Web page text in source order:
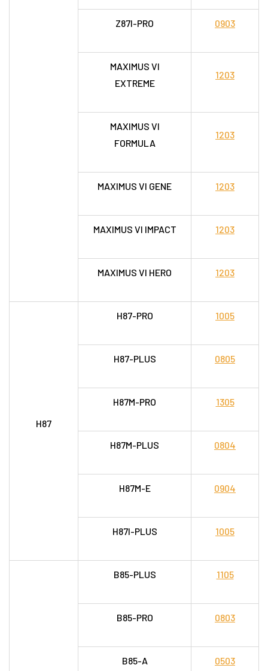
Z87I-PRO 0903
MAXIMUS VI
EXTREME
1203
MAXIMUS VI
FORMULA
1203
MAXIMUS VI GENE 1203
MAXIMUS VI IMPACT 1203
MAXIMUS VI HERO 1203
H87
H87-PRO 1005
H87-PLUS 0805
H87M-PRO 1305
H87M-PLUS 0804
H87M-E 0904
H87I-PLUS 1005
B85-PLUS 1105
B85-PRO 0803
B85-A 0503